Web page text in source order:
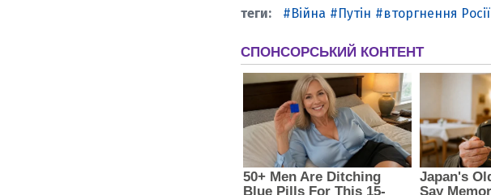
Війна Путін вторгнення Росії